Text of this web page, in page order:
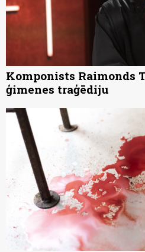
Komponists Raimonds
ģimenes traģēdiju